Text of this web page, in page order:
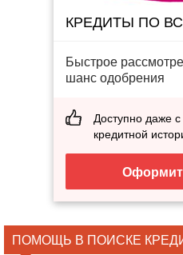
КРЕДИТЫ ПО
Быстрое
шанс одобрения
Доступно даже
кредитной
ПОМОЩЬ В ПОИСКЕ